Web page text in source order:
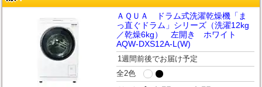
ＡＱＵＡ ドラム式洗濯乾燥機「ま
っ直ぐドラム」シリーズ（洗濯12kg
／乾燥6kg） 左開き ホワイト
AQW-DXS12A-L(W)
1週間前後でお届け予定
全2色